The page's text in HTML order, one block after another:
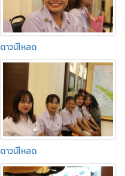
ดาวน์โหลด
ดาวน์โหลด